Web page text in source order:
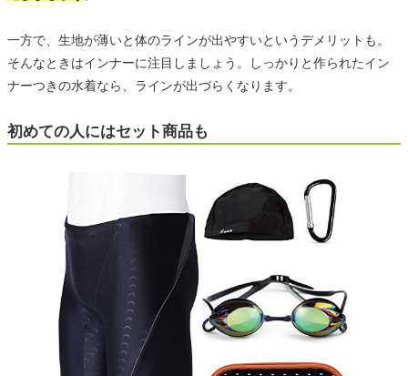
一方で、生地が薄いと体のラインが出やすいというデメリットも。
そんなときはインナーに注目しましょう。しっかりと作られたイン
ナーつきの水着なら、ラインが出づらくなります。
初めての人にはセット商品も